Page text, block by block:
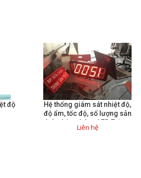
độ
Hệ thống giám sát nhiệt độ,
độ ẩm, tốc độ, số lượng sản
phẩm bằng bảng LED 7 đoạn
Liên hệ